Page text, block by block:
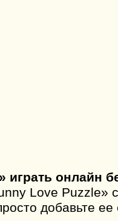
играть онлайн
Love Puzzle»
добавьте ее